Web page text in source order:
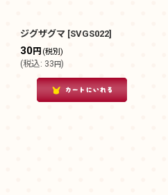
ジグザグマ [SVGS022]
30円 (税別)
(税込: 33円)